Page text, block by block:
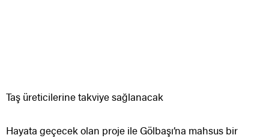
Taş üreticilerine takviye sağlanacak
Hayata geçecek olan proje ile Gölbaşı’na mahsus bir